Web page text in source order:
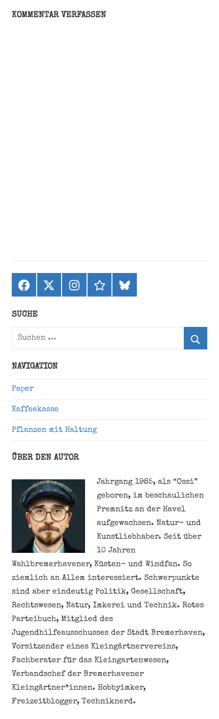
Wahl
KOMMENTAR VERFASSEN
Facebook
X
(ehemals
Instagramthreadsbluesky
SUCHE
Suchen
NAVIGATION
Paper
Kaffeekasse
Pflanzen mit Haltung
ÜBER DEN AUTOR
Jahrgang 1985, als “Ossi”
geboren, im beschaulichen
Premnitz an der Havel
aufgewachsen. Natur- und
Kunstliebhaber. Seit über
10 Jahren
Wahlbremerhavener, Küsten- und Windfan. So
ziemlich an Allem interessiert. Schwerpunkte
sind aber eindeutig Politik, Gesellschaft,
Rechtswesen, Natur, Imkerei und Technik. Rotes
Parteibuch, Mitglied des
Jugendhilfeausschusses der Stadt Bremerhaven,
Vorsitzender eines Kleingärtnervereins,
Fachberater für das Kleingartenwesen,
Verbandschef der Bremerhavener
Kleingärtner*innen. Hobbyimker,
Freizeitblogger, Techniknerd.